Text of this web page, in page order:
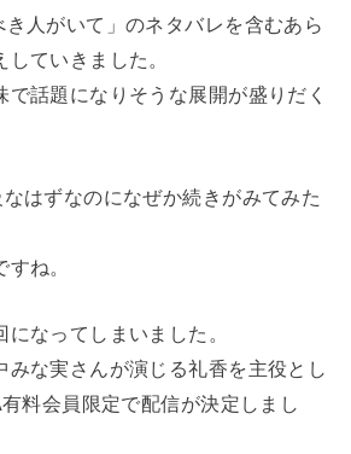
人がいて」のネタバレを含むあら
ていきました。
で話題になりそうな展開が盛りだく
はずなのになぜか続きがみてみた
ね。
なってしまいました。
みな実さんが演じる礼香を主役とし
料会員限定で配信が決定しまし